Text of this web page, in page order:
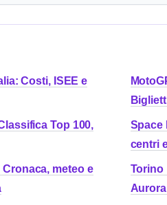
Costi, ISEE e
Top 100,
Space
centri
meteo e
Torino